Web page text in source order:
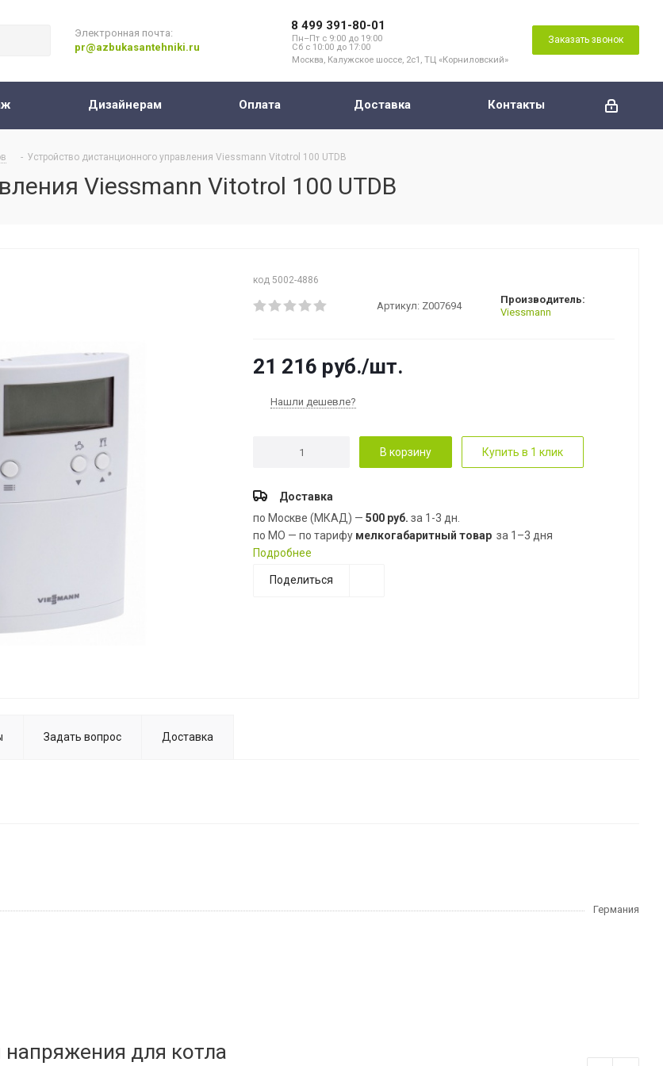
Электронная почта:
pr@azbukasantehniki.ru
8 499 391-80-01
Пн–Пт с 9:00 до 19:00
Сб с 10:00 до 17:00
Москва, Калужское шоссе, 2с1, ТЦ «Корниловский»
Заказать звонок
Дизайнерам Оплата Доставка Контакты
- Устройство дистанционного управления Viessmann Vitotrol 100 UTDB
Viessmann Vitotrol 100 UTDB
код 5002-4886
Артикул: Z007694
Производитель:
Viessmann
21 216 руб./шт.
Нашли дешевле?
В корзину Купить в 1 клик
Доставка
по Москве (МКАД) — 500 руб. за 1-3 дн.
по МО — по тарифу мелкогабаритный товар за 1–3 дня
Подробнее
Поделиться
Задать вопрос Доставка
Германия
для котла